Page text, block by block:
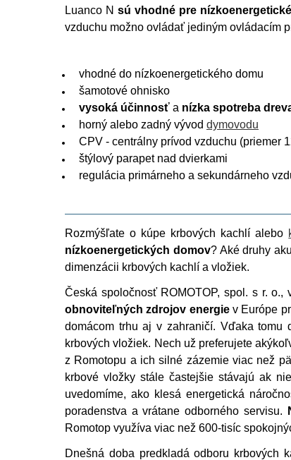
Luanco Nsú vhodné pre
vzduchu možno ovládať jediným ovládacím
vhodné do nízkoenergetického domu
šamotové ohnisko
vysoká účinnosť a nízka spotreba
horný alebo zadný vývod dymovodu
CPV - centrálny prívod vzduchu (priemer
štýlový parapet nad dvierkami
regulácia primárneho a sekundárneho
Rozmýšľate o kúpe krbových kachlí alebo
nízkoenergetických domov? Aké druhy
dimenzácii krbových kachlí a vložiek.
Česká spoločnosť ROMOTOP, spol. s r.
obnoviteľných zdrojov energiev Európe
domácom trhu aj v zahraničí. Vďaka tomu
krbových vložiek. Nech už preferujete
z Romotopu a ich silné zázemie viac než
krbové vložky stále častejšie stávajú ak
uvedomíme, ako klesá energetická
poradenstva a vrátane odborného servisu.
Romotop využíva viac než 600-tisíc
Dnešná doba predkladá odboru